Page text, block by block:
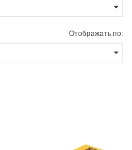
Отображать по: